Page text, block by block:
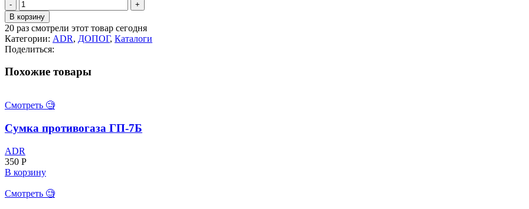
Количество
товара
Респиратор
РУ-60М
(2
сменных
А1В1К1Р1
В корзину
20 раз смотрели этот товар сегодня
Категории: ADR, ДОПОГ, Каталоги
Поделиться:
Похожие товары
Смотреть 🧐
Сумка противогаза ГП-7Б
ADR
350 Р
В корзину
Смотреть 🧐